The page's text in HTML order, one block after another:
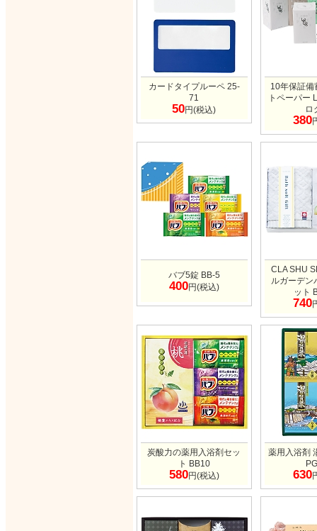
カードタイプルーペ 25-
71
50円(税込)
10年保証備
トペーパー
ロ
380
バブ5錠 BB-5
400円(税込)
CLA SHU
ルガーデン
ット
740
炭酸力の薬用入浴剤セッ
ト BB10
580円(税込)
薬用入浴剤
630